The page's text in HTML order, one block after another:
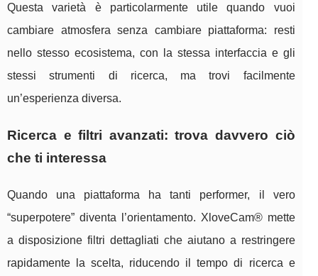
Questa varietà è particolarmente utile quando vuoi
cambiare atmosfera senza cambiare piattaforma: resti
nello stesso ecosistema, con la stessa interfaccia e gli
stessi strumenti di ricerca, ma trovi facilmente
un’esperienza diversa.
Ricerca e filtri avanzati: trova davvero ciò
che ti interessa
Quando una piattaforma ha tanti performer, il vero
“superpotere” diventa l’orientamento. XloveCam® mette
a disposizione filtri dettagliati che aiutano a restringere
rapidamente la scelta, riducendo il tempo di ricerca e